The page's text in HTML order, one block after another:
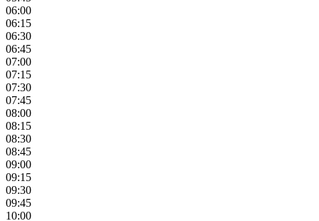
06:00
06:15
06:30
06:45
07:00
07:15
07:30
07:45
08:00
08:15
08:30
08:45
09:00
09:15
09:30
09:45
10:00